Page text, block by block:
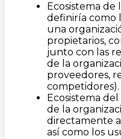
Ecosistema de
definiría como
una
propietarios,
junto con las
de la
proveedores,
competidores).
Ecosistema
de la
directamente
así como los